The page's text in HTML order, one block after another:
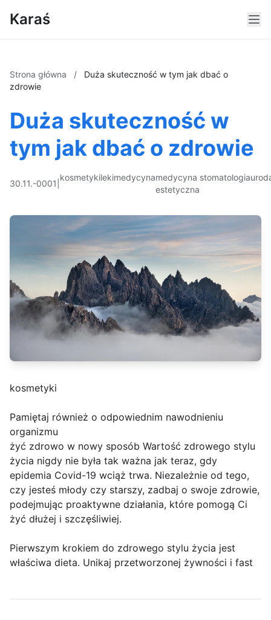
Karaś
Strona główna /
Duża skuteczność w tym jak dbać o
zdrowie
Duża skuteczność w
tym jak dbać o zdrowie
30.11.-0001
kosmetykilekimedycynamedycyna
estetyczna
stomatologia
kosmetyki
Pamiętaj również o odpowiednim nawodnieniu
organizmu
żyć zdrowo w nowy sposób Wartość zdrowego stylu
życia nigdy nie była tak ważna jak teraz, gdy
epidemia Covid-19 wciąż trwa. Niezależnie od tego,
czy jesteś młody czy starszy, zadbaj o swoje zdrowie,
podejmując proaktywne działania, które pomogą Ci
żyć dłużej i szczęśliwiej.
Pierwszym krokiem do zdrowego stylu życia jest
właściwa dieta. Unikaj przetworzonej żywności i fast